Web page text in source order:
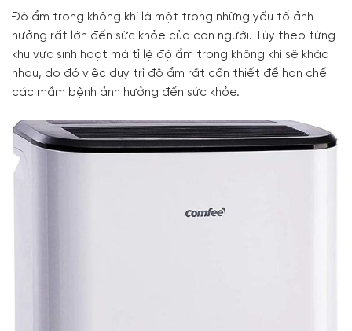
Độ ẩm trong không khí là một trong những yếu tố ảnh
hưởng rất lớn đến sức khỏe của con người. Tùy theo từng
khu vực sinh hoạt mà tỉ lệ độ ẩm trong không khí sẽ khác
nhau, do đó việc duy trì độ ẩm rất cần thiết để hạn chế
các mầm bệnh ảnh hưởng đến sức khỏe.